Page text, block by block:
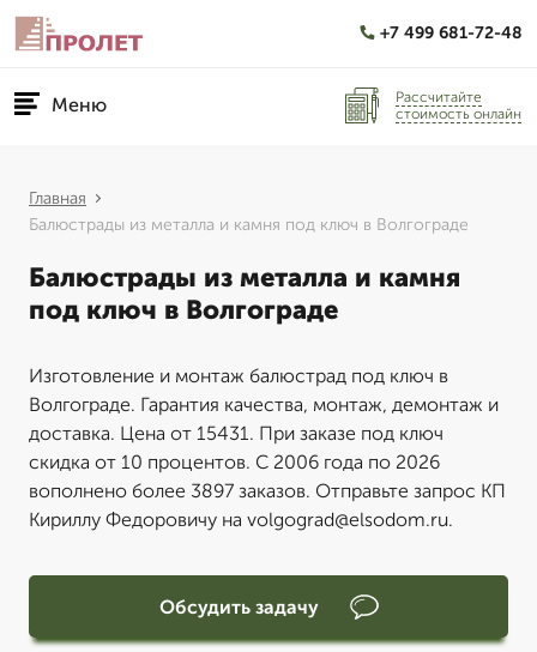
+7 499 681-72-48
Меню
Рассчитайте
стоимость онлайн
Главная
Балюстрады из металла и камня под ключ в Волгограде
Балюстрады из металла и камня
под ключ в Волгограде
Изготовление и монтаж балюстрад под ключ в
Волгограде. Гарантия качества, монтаж, демонтаж и
доставка. Цена от 15431. При заказе под ключ
скидка от 10 процентов. С 2006 года по 2026
вополнено более 3897 заказов. Отправьте запрос КП
Кириллу Федоровичу на volgograd@elsodom.ru.
Обсудить задачу